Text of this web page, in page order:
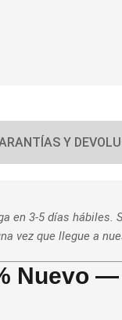
Y
en 3-5 días
vez que llegue a
Nuevo